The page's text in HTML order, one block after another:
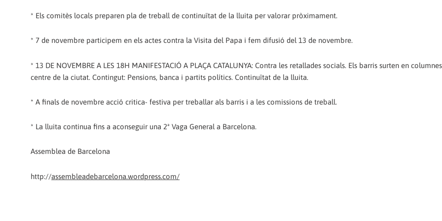
* Els comitès locals preparen pla de treball de continuïtat de la lluita per valorar pròximament.
* 7 de novembre participem en els actes contra la Visita del Papa i fem difusió del 13 de novembre.
* 13 DE NOVEMBRE A LES 18H MANIFESTACIÓ A PLAÇA CATALUNYA: Contra les retallades socials. Els barris surten en
centre de la ciutat. Contingut: Pensions, banca i partits polítics. Continuïtat de la lluita.
* A finals de novembre acció critica- festiva per treballar als barris i a les comissions de treball.
* La lluita continua fins a aconseguir una 2ª Vaga General a Barcelona.
Assemblea de Barcelona
http://assembleadebarcelona.wordpress.com/